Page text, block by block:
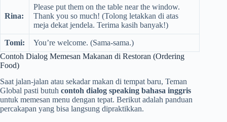
Rina:
Please put them on the table near the window.
Thank you so much! (Tolong letakkan di atas
meja dekat jendela. Terima kasih banyak!)
Tomi:
You’re welcome. (Sama-sama.)
Contoh Dialog Memesan Makanan di Restoran (Ordering
Food)
Saat jalan-jalan atau sekadar makan di tempat baru, Teman
Global pasti butuh contoh dialog speaking bahasa inggris
untuk memesan menu dengan tepat. Berikut adalah panduan
percakapan yang bisa langsung dipraktikkan.